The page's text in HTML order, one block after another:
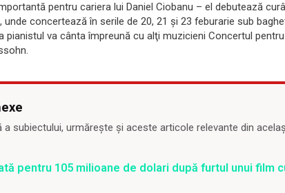
pentru cariera lui Daniel Ciobanu – el debutează
unde concertează în serile de 20, 21 şi 23 feburarie sub
pianistul va cânta împreună cu alţi muzicieni Concertul
subiectului, urmărește și aceste articole relevante din
pentru 105 milioane de dolari după furtul unui film